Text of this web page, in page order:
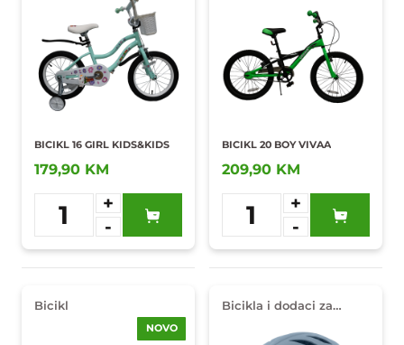
BICIKL 16 GIRL KIDS&KIDS
179,90 KM
1
+
-
Dodaj u
omiljene
BICIKL 20 BOY VIVAA
209,90 KM
1
+
-
Dodaj u
omiljene
Bicikl
NOVO
Bicikla i dodaci za